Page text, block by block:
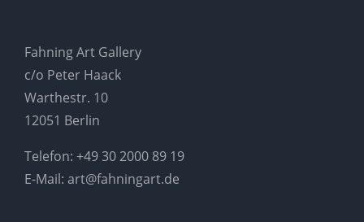
Fahning Art Gallery
c/o Peter Haack
Warthestr. 10
12051 Berlin
Telefon: +49 30 2000 89 19
E-Mail: art@fahningart.de